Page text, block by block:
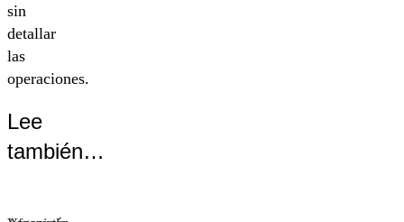
sin
detallar
las
operaciones.
Lee
también…